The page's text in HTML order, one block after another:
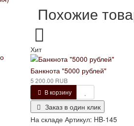
Похожие
Хит
Банкнота "5000 рублей"
5 200.00 RUB
В корзину
Заказ в один клик
На складе Артикул: HB-145